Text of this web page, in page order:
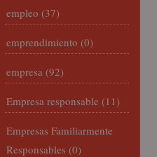
empleo (37)
emprendimiento (0)
empresa (92)
Empresa responsable (11)
Empresas Familiarmente
Responsables (0)